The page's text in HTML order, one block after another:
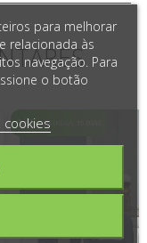
para melhorar
relacionada às
navegação. Para
o botão
cookies